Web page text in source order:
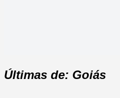
Últimas de: Goiás